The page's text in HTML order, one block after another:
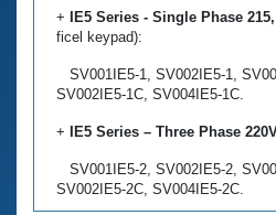
+ IE5 Series - Single Phase
ficel keypad):
SV001IE5-1, SV002IE5-1,
SV002IE5-1C, SV004IE5-1C.
+ IE5 Series – Three Phase 220V
SV001IE5-2, SV002IE5-2,
SV002IE5-2C, SV004IE5-2C.